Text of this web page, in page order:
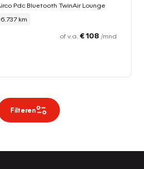
Pdc Bluetooth TwinAir Lounge
km
of v.a. € 108 /mnd
Filteren